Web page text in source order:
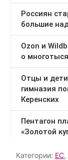
Категории: ЕС,